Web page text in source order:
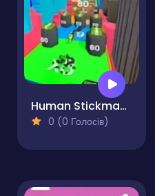
Human Stickman Fighter
0 (0 Голосів)